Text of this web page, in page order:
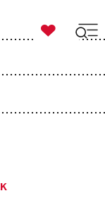

taz zahl ich